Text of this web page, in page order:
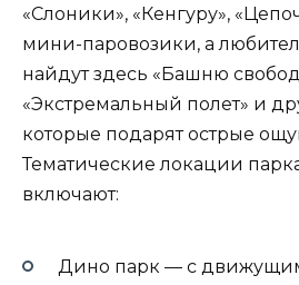
«Слоники», «Кенгуру»,
мини-паровозики, а
найдут здесь «Башню
«Экстремальный полет» и
которые подарят острые
Тематические локации
включают:
Дино парк — с